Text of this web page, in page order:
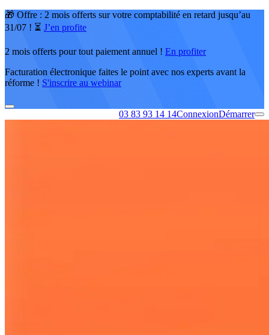
🎁 Offre : 2 mois offerts sur votre comptabilité en retard jusqu’au
31/07 ! ⏳ J’en profite
2 mois offerts pour tout paiement annuel ! En profiter
Facturation électronique faites le point avec nos experts avant la
réforme ! S'inscrire au webinar
03 83 93 14 14ConnexionDémarrer